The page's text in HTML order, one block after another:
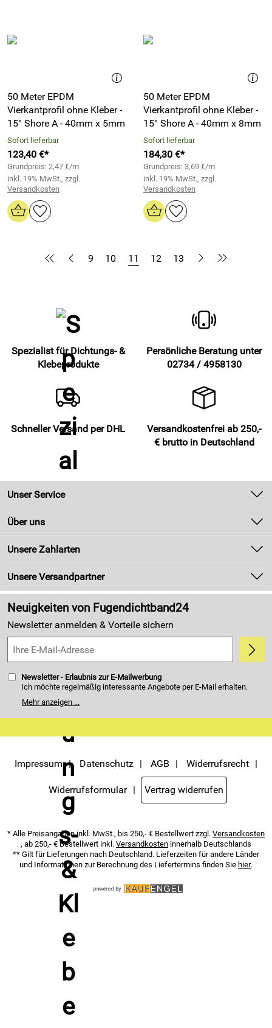
50 Meter EPDM
Vierkantprofil ohne Kleber -
15° Shore A - 40mm x 5mm
Sofort lieferbar
123,40 €*
Grundpreis: 2,47 €/m
inkl. 19% MwSt., zzgl.
Versandkosten
50 Meter EPDM
Vierkantprofil ohne Kleber -
15° Shore A - 40mm x 8mm
Sofort lieferbar
184,30 €*
Grundpreis: 3,69 €/m
inkl. 19% MwSt., zzgl.
Versandkosten
9 10 11 12 13
Spezialist für Dichtungs- &
Klebeprodukte
Persönliche Beratung unter
02734 / 4958130
Schneller Versand per DHL
Versandkostenfrei ab 250,-
€ brutto in Deutschland
Unser Service
Kontakt
Zahlung und Versand
Kundenlogin
Über uns
Unsere Bestseller
Neu
Made in Germany
Kundenbewertungen (4.405)
5,0/5*****
Unsere Zahlarten
Unsere Versandpartner
Neuigkeiten von Fugendichtband24
Newsletter anmelden & Vorteile sichern
Newsletter - Erlaubnis zur E-Mailwerbung
Ich möchte regelmäßig interessante Angebote per E-Mail erhalten.
weitergegeben. Zu statistischen Zwecken wird in anonymer Form
kann ich jederzeit mit Wirkung für die Zukunft widerrufen. Die
Servicemenü unten rechts, oder indem Sie den Link "Abmelden" am
Ende des Newsletters anklicken. Die
Datenschutzerklärunghabe ich
zur Kenntnis genommen.
Mehr anzeigen ...
Impressum Datenschutz AGB Widerrufsrecht
Widerrufsformular Vertrag widerrufen
* Alle Preisangaben inkl. MwSt., bis 250,- € Bestellwert zzgl. Versandkosten
, ab 250,- € Bestellwert inkl. Versandkosten innerhalb Deutschlands
** Gilt für Lieferungen nach Deutschland. Lieferzeiten für andere Länder
und Informationen zur Berechnung des Liefertermins finden Sie hier.